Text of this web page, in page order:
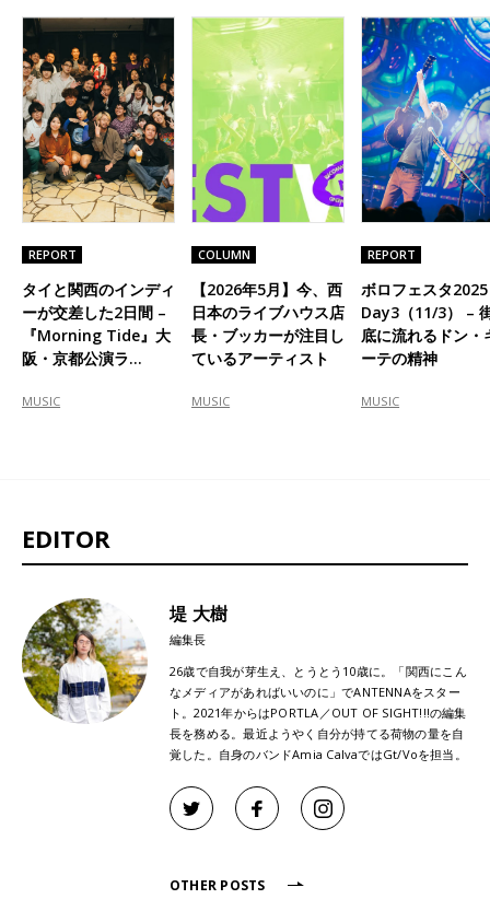
REPORT
タイと関西のインディ
ーが交差した2日間 –
『Morning Tide』大
阪・京都公演ラ…
MUSIC
COLUMN
【2026年5月】今、西
日本のライブハウス店
長・ブッカーが注目し
ているアーティスト
MUSIC
REPORT
ボロフェスタ2025
Day3（11/3） –
底に流れるドン・
ーテの精神
MUSIC
EDITOR
堤 大樹
編集長
26歳で自我が芽生え、とうとう10歳に。「関西にこん
なメディアがあればいいのに」でANTENNAをスター
ト。2021年からはPORTLA／OUT OF SIGHT!!!の編集
長を務める。最近ようやく自分が持てる荷物の量を自
覚した。自身のバンドAmia CalvaではGt/Voを担当。
OTHER POSTS